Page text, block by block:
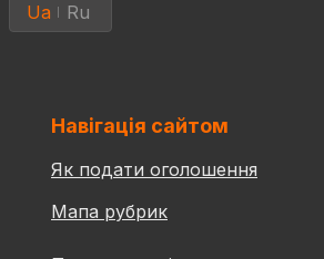
Ua Ru
Навігація сайтом
Як подати оголошення
Мапа рубрик